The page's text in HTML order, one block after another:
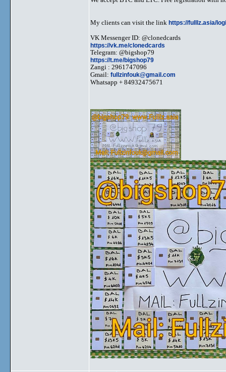
My clients can visit the link https://fulllz.asia/
VK Messenger ID: @clonedcards
https://vk.me/clonedcards
Telegram: @bigshop79
https://t.me/bigshop79
Zangi : 2961747096
Gmail: fullzinfouk@gmail.com
Whatsapp + 84932475671